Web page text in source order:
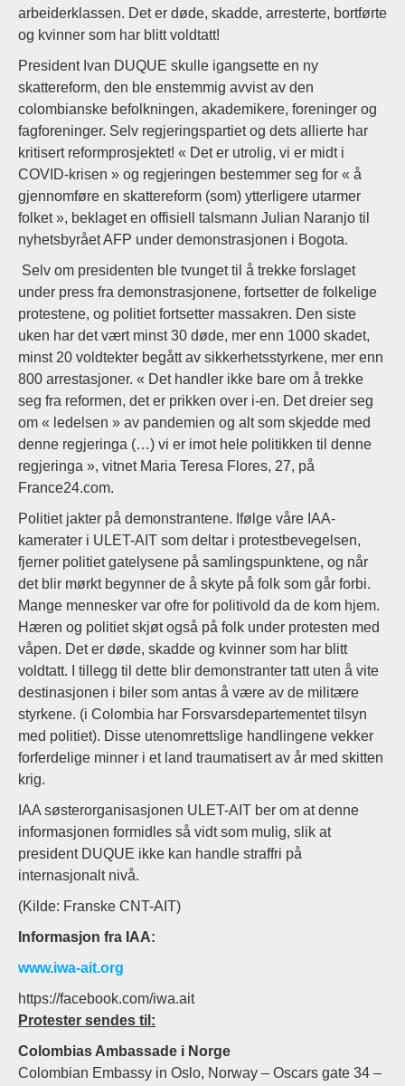
arbeiderklassen. Det er døde, skadde, arresterte, bortførte
og kvinner som har blitt voldtatt!
President Ivan DUQUE skulle igangsette en ny
skattereform, den ble enstemmig avvist av den
colombianske befolkningen, akademikere, foreninger og
fagforeninger. Selv regjeringspartiet og dets allierte har
kritisert reformprosjektet! « Det er utrolig, vi er midt i
COVID-krisen » og regjeringen bestemmer seg for « å
gjennomføre en skattereform (som) ytterligere utarmer
folket », beklaget en offisiell talsmann Julian Naranjo til
nyhetsbyrået AFP under demonstrasjonen i Bogota.
Selv om presidenten ble tvunget til å trekke forslaget
under press fra demonstrasjonene, fortsetter de folkelige
protestene, og politiet fortsetter massakren. Den siste
uken har det vært minst 30 døde, mer enn 1000 skadet,
minst 20 voldtekter begått av sikkerhetsstyrkene, mer enn
800 arrestasjoner. « Det handler ikke bare om å trekke
seg fra reformen, det er prikken over i-en. Det dreier seg
om « ledelsen » av pandemien og alt som skjedde med
denne regjeringa (…) vi er imot hele politikken til denne
regjeringa », vitnet Maria Teresa Flores, 27, på
France24.com.
Politiet jakter på demonstrantene. Ifølge våre IAA-
kamerater i ULET-AIT som deltar i protestbevegelsen,
fjerner politiet gatelysene på samlingspunktene, og når
det blir mørkt begynner de å skyte på folk som går forbi.
Mange mennesker var ofre for politivold da de kom hjem.
Hæren og politiet skjøt også på folk under protesten med
våpen. Det er døde, skadde og kvinner som har blitt
voldtatt. I tillegg til dette blir demonstranter tatt uten å vite
destinasjonen i biler som antas å være av de militære
styrkene. (i Colombia har Forsvarsdepartementet tilsyn
med politiet). Disse utenomrettslige handlingene vekker
forferdelige minner i et land traumatisert av år med skitten
krig.
IAA søsterorganisasjonen ULET-AIT ber om at denne
informasjonen formidles så vidt som mulig, slik at
president DUQUE ikke kan handle straffri på
internasjonalt nivå.
(Kilde: Franske CNT-AIT)
Informasjon fra IAA:
www.iwa-ait.org
https://facebook.com/iwa.ait
Protester sendes til:
Colombias Ambassade i Norge
Colombian Embassy in Oslo, Norway – Oscars gate 34 –